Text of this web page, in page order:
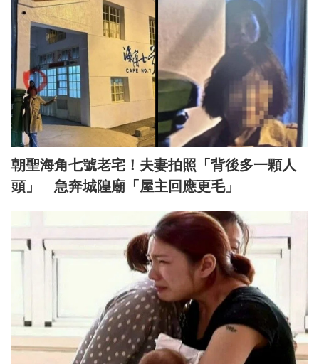
朝聖海角七號老宅！夫妻拍照「背後多一顆人
頭」 急奔城隍廟「屋主回應更毛」